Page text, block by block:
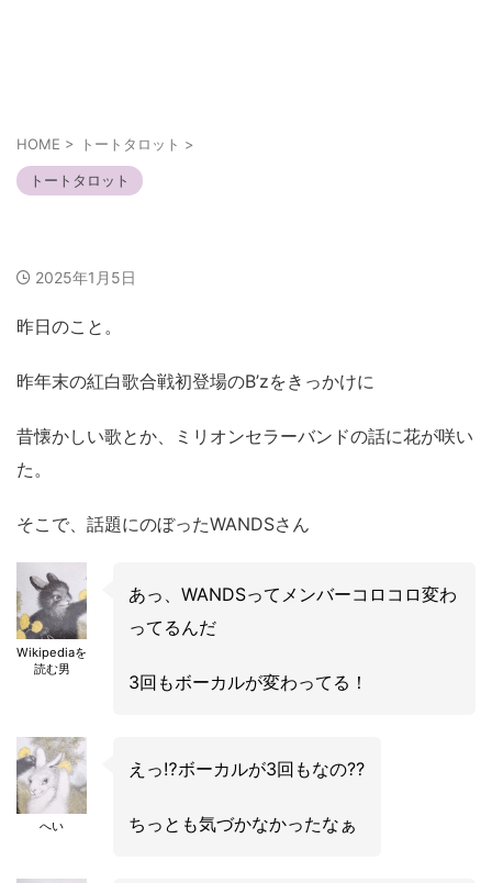
HOME > トートタロット >
トートタロット
2025年1月5日
昨日のこと。
昨年末の紅白歌合戦初登場のB’zをきっかけに
昔懐かしい歌とか、ミリオンセラーバンドの話に花が咲い
た。
そこで、話題にのぼったWANDSさん
Wikipediaを
読む男
あっ、WANDSってメンバーコロコロ変わ
ってるんだ
3回もボーカルが変わってる！
へい
えっ⁉︎ボーカルが3回もなの⁇
ちっとも気づかなかったなぁ